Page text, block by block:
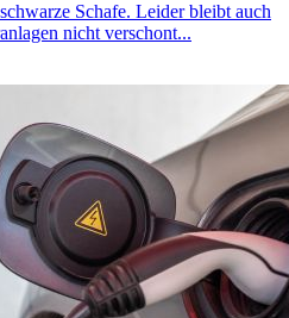
Schafe. Leider bleibt auch
nicht verschont...